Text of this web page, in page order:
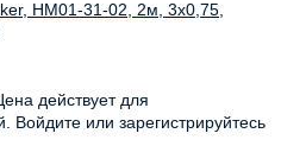
HM01-31-02, 2м, 3x0,75,
действует для
Войдите или зарегистрируйтесь